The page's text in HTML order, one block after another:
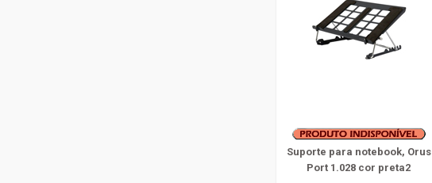
Suporte para notebook, Orus
Port 1.028 cor preta2